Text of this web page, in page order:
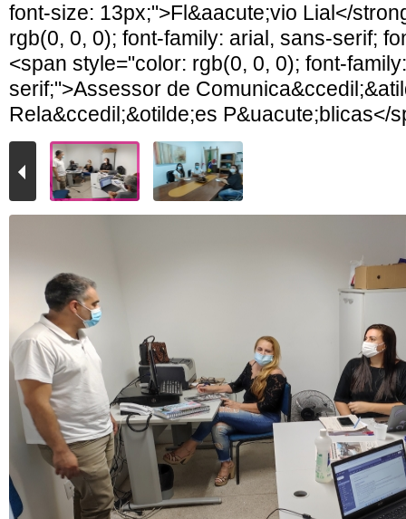
font-size: 13px;">Fl&aacute;vio Lial</
rgb(0, 0, 0); font-family: arial, sans-serif;
<span style="color: rgb(0, 0, 0); font-
serif;">Assessor de
Rela&ccedil;&otilde;es P&uacute;blicas</